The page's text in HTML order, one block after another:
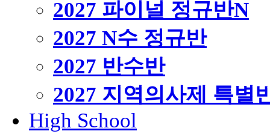
2027 파이널 정규반N
2027 N수 정규반
2027 반수반
2027 지역의사제 특별
High School